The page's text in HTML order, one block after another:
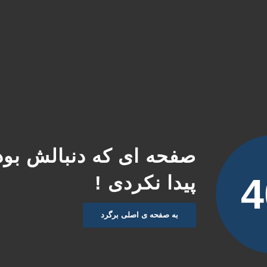
صفحه ای که دنبالش
پیدا نکردی !
به صفحه ی اصلی برگرد